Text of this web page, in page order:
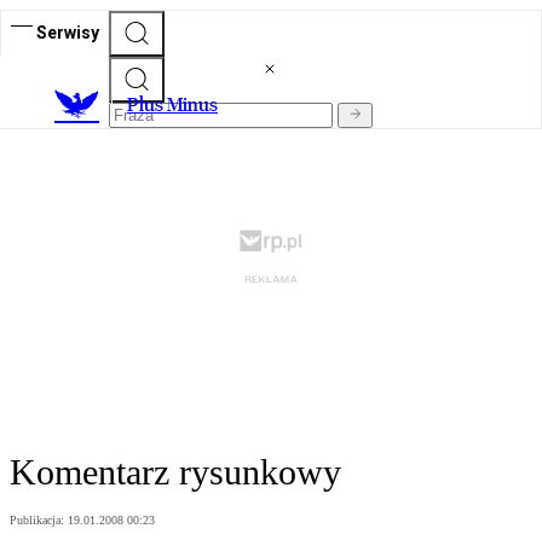
Serwisy
Plus Minus
Komentarz rysunkowy
Publikacja: 19.01.2008 00:23